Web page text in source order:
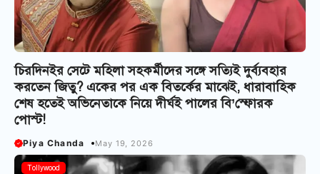
চিরদিনইর সেটে মহিলা সহকর্মীদের সঙ্গে সত্যিই দুর্ব্যবহার
করতেন জিতু? একের পর এক বিতর্কের মাঝেই, ধারাবাহিক
শেষ হতেই অভিনেতাকে নিয়ে দীর্ঘই পালের বি’স্ফোরক
পোস্ট!
Piya Chanda May 19, 2026
Tollywood